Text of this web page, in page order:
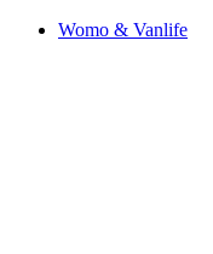
Womo & Vanlife